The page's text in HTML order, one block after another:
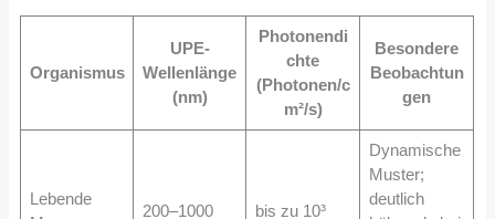
Organismus
UPE-
Wellenlänge
(nm)
Photonendi
chte
(Photonen/c
m²/s)
Besondere
Beobachtun
gen
Lebende
200–1000 bis zu 10³
Dynamische
Muster;
deutlich